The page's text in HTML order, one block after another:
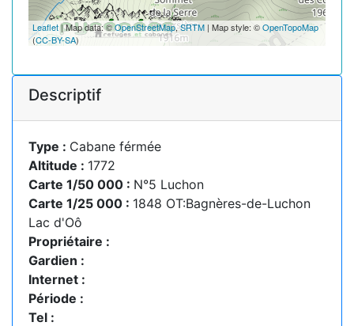
Leaflet| Map data: ©OpenStreetMap,SRTM | Map style: ©OpenTopoMap
(CC-BY-SA)
Descriptif
Type : Cabane férmée
Altitude : 1772
Carte 1/50 000 : N°5 Luchon
Carte 1/25 000 : 1848 OT:Bagnères-de-Luchon
Lac d'Oô
Propriétaire :
Gardien :
Internet :
Période :
Tel :